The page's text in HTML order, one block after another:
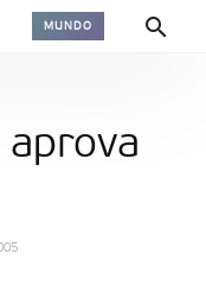
MUNDO
aprova